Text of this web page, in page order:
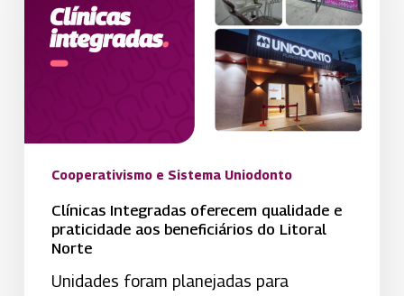
praticidade
NorteCooperativismo e Sistema Uniodonto
Clínicas Integradas oferecem qualidade e
praticidade aos beneficiários do Litoral
Norte
Unidades foram planejadas para